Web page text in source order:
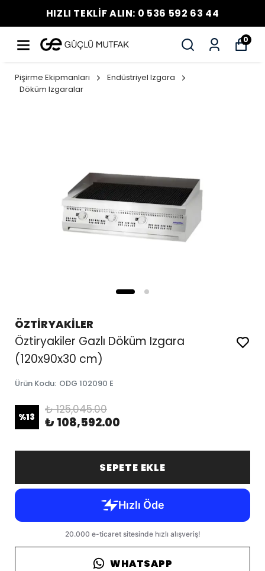
HIZLI TEKLİF ALIN: 0 536 592 63 44
0
Pişirme Ekipmanları
Endüstriyel Izgara
Döküm Izgaralar
ÖZTİRYAKİLER
Öztiryakiler Gazlı Döküm Izgara
(120x90x30 cm)
Ürün Kodu: ODG 102090 E
%13
₺ 125,045.00
₺ 108,592.00
SEPETE EKLE
WHATSAPP